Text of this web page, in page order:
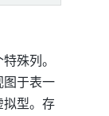
殊列。
图于表一
拟型。存